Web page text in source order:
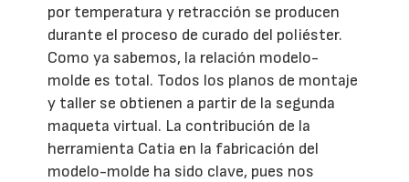
por temperatura y retracción se producen
durante el proceso de curado del poliéster.
Como ya sabemos, la relación modelo-
molde es total. Todos los planos de montaje
y taller se obtienen a partir de la segunda
maqueta virtual. La contribución de la
herramienta Catia en la fabricación del
modelo-molde ha sido clave, pues nos